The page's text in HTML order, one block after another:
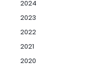
2024
2023
2022
2021
2020